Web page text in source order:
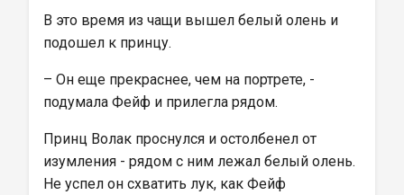
В это время из чащи вышел белый олень и
подошел к принцу.
– Он еще прекраснее, чем на портрете, -
подумала Фейф и прилегла рядом.
Принц Волак проснулся и остолбенел от
изумления - рядом с ним лежал белый олень.
Не успел он схватить лук, как Фейф